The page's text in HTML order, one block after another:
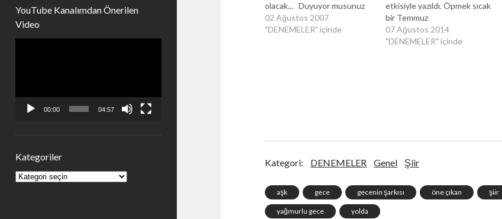
YouTube Kanalımdan Önerilen
Video
00:00 04:57
Kategoriler
Kategoriler
olacak... Duyuyor musunuz
toprağa düşen damlaların
sesini. Camlara, araçların
02 Ağustos 2007
"DENEMELER" içinde
etkisiyle yazıldı. Öpmek sıcak
bir Temmuz
akşamında,sırılsıklam
dudaklarını,ve çıkartıp almak
07 Ağustos 2014
"DENEMELER" içinde
Kategori: DENEMELER Genel Şiir
aşk gece gecenin şarkısı öne çıkan şiir
yağmurlu gece yolda